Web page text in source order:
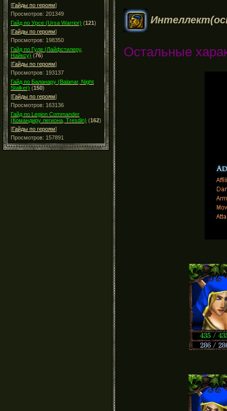
[Гайды по героям]
Просмотров: 201349
Гайд по Урсе (Ursa Warrior) (121)
[Гайды по героям]
Просмотров: 198350
Гайд по Гуле (Лайфстилеру,
Найксу) (76)
[Гайды по героям]
Просмотров: 193137
Гайд по Баланару (Balanar, Night
Stalker) (150)
[Гайды по героям]
Просмотров: 163136
Гайд по Legion Commander
(Командиру легиона, Tresdin) (162)
[Гайды по героям]
Просмотров: 157891
Интеллект
Остальные